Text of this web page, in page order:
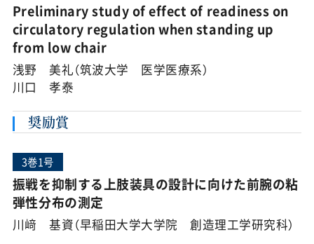
Preliminary study of effect of readiness on
circulatory regulation when standing up
from low chair
浅野 美礼（筑波大学 医学医療系）
川口 孝泰
奨励賞
3巻1号
振戦を抑制する上肢装具の設計に向けた前腕の粘
弾性分布の測定
川﨑 基資（早稲田大学大学院 創造理工学研究科）